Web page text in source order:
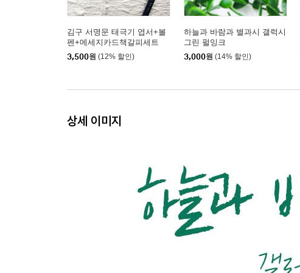
김구 서명문 태극기 엽서+볼
펜+메세지카드책갈피세트
(김구 탄생 150주년 기념)
3,500원 (12% 할인)
하늘과 바람과 별과시 갤럭시
그린 펄잉크
3,000원 (14% 할인)
상세 이미지